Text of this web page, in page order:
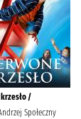
/
Społeczny